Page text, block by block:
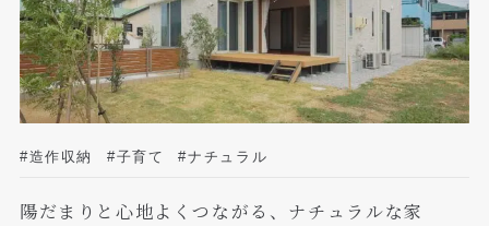
#造作収納 #子育て #ナチュラル
陽だまりと心地よくつながる、ナチュラルな家